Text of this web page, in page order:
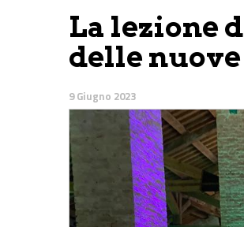
La lezione
delle
9 Giugno 2023